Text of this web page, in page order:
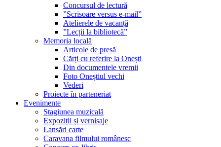
Concursul de lectură
”Scrisoare versus e-mail”
Atelierele de vacanță
”Lecții la bibliotecă”
Memoria locală
Articole de presă
Cărți cu referire la Onești
Din documentele vremii
Foto Oneștiul vechi
Vederi
Proiecte în parteneriat
Evenimente
Stagiunea muzicală
Expoziții și vernisaje
Lansări carte
Caravana filmului românesc